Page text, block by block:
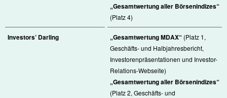
„Gesamtwertung aller Börsenindizes“
(Platz 4)
Investors’ Darling „Gesamtwertung MDAX“ (Platz 1,
Geschäfts- und Halbjahresbericht,
Investorenpräsentationen und Investor-
Relations-Webseite)
„Gesamtwertung aller Börsenindizes“
(Platz 2, Geschäfts- und